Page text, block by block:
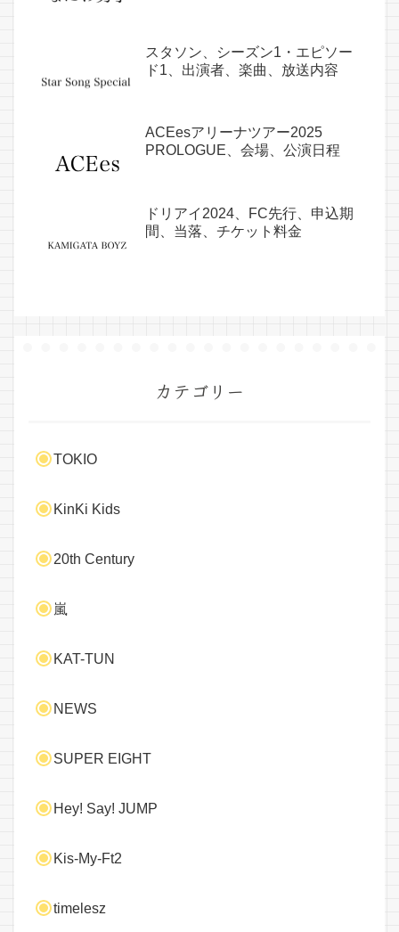
スタソン、シーズン1・エピソー
ド1、出演者、楽曲、放送内容
ACEesアリーナツアー2025
PROLOGUE、会場、公演日程
ドリアイ2024、FC先行、申込期
間、当落、チケット料金
カテゴリー
TOKIO
KinKi Kids
20th Century
嵐
KAT-TUN
NEWS
SUPER EIGHT
Hey! Say! JUMP
Kis-My-Ft2
timelesz